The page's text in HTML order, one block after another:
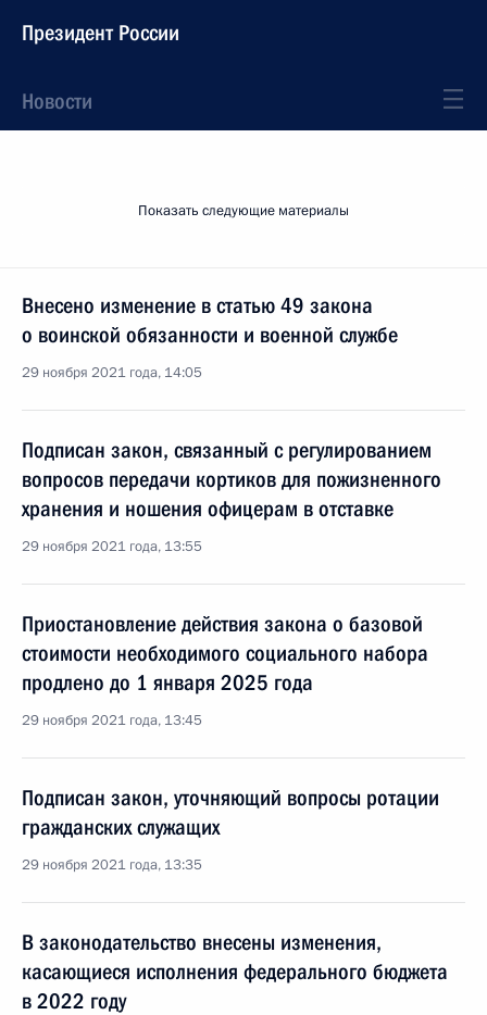
Президент России
Новости
Показать следующие материалы
Внесено изменение в статью 49 закона
о воинской обязанности и военной службе
29 ноября 2021 года, 14:05
Подписан закон, связанный с регулированием
вопросов передачи кортиков для пожизненного
хранения и ношения офицерам в отставке
29 ноября 2021 года, 13:55
Приостановление действия закона о базовой
стоимости необходимого социального набора
продлено до 1 января 2025 года
29 ноября 2021 года, 13:45
Подписан закон, уточняющий вопросы ротации
гражданских служащих
29 ноября 2021 года, 13:35
В законодательство внесены изменения,
касающиеся исполнения федерального бюджета
в 2022 году